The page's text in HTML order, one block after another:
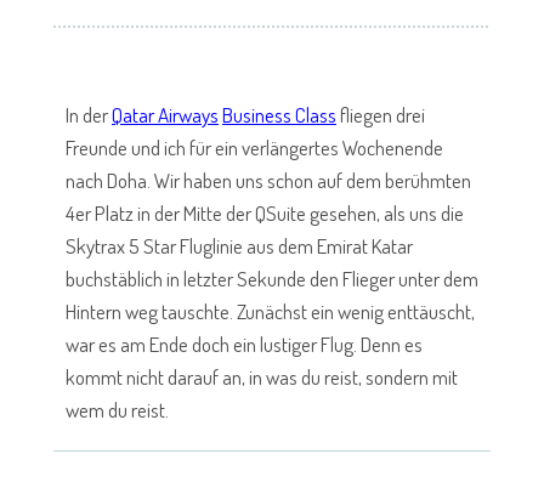
In derQatar AirwaysBusiness Classfliegen drei
Freunde und ich für ein verlängertes Wochenende
nach Doha. Wir haben uns schon auf dem berühmten
4er Platz in der Mitte der QSuite gesehen, als uns die
Skytrax 5 Star Fluglinie aus dem Emirat Katar
buchstäblich in letzter Sekunde den Flieger unter dem
Hintern weg tauschte. Zunächst ein wenig enttäuscht,
war es am Ende doch ein lustiger Flug. Denn es
kommt nicht darauf an, in was du reist, sondern mit
wem du reist